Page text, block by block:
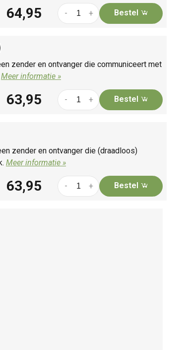
64,95 +
- Bestel
zender en ontvanger die communiceert met
Meer informatie »
63,95 +
- Bestel
zender en ontvanger die (draadloos)
Meer informatie »
63,95 +
- Bestel